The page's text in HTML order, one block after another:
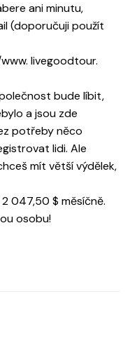
ani minutu,
(doporučuji použít
livegoodtour.
bude líbit,
a jsou zde
potřeby něco
lidi. Ale
mít větší výdělek,
047,50 $ měsíčně.
osobu!